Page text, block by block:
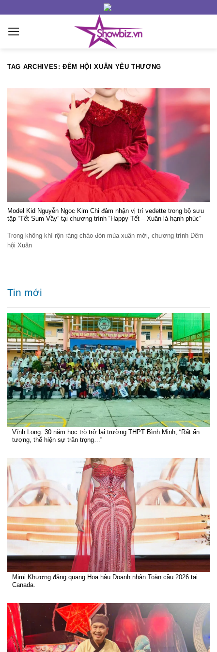
content
TAG ARCHIVES:ĐÊM HỘI XUÂN YÊU THƯƠNG
Model Kid Nguyễn Ngọc Kim Chi đảm nhận vị trí vedette trong bộ sưu
tập “Tết Sum Vầy” tại chương trình “Happy Tết – Xuân là hạnh phúc”
Trong không khí rộn ràng chào đón mùa xuân mới, chương trình Đêm
hội Xuân
Tin mới
Vĩnh Long: 30 năm học trò trở lại trường THPT Bình Minh, “Rất ấn
tượng, thể hiện sự trân trọng…”
Mimi Khương đăng quang Hoa hậu Doanh nhân Toàn cầu 2026 tại
Canada.